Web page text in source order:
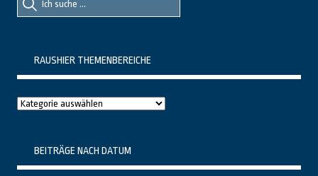
nach::
nach:
RAUSHIER THEMENBEREICHE
Raushier
BEITRÄGE NACH DATUM